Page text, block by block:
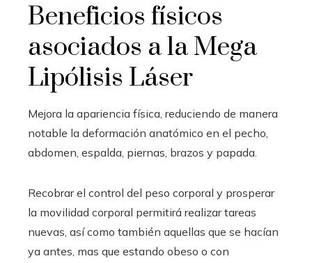
Beneficios físicos
asociados a la Mega
Lipólisis Láser
Mejora la apariencia física, reduciendo de manera
notable la deformación anatómico en el pecho,
abdomen, espalda, piernas, brazos y papada.
Recobrar el control del peso corporal y prosperar
la movilidad corporal permitirá realizar tareas
nuevas, así como también aquellas que se hacían
ya antes, mas que estando obeso o con